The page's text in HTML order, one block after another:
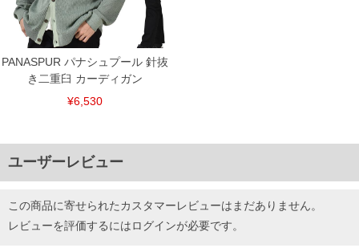
PANASPUR パナシュプール 針抜
き二重臼 カーディガン
¥6,530
ユーザーレビュー
この商品に寄せられたカスタマーレビューはまだありません。
レビューを評価するにはログインが必要です。